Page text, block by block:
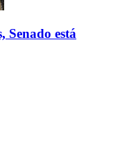
Senado está